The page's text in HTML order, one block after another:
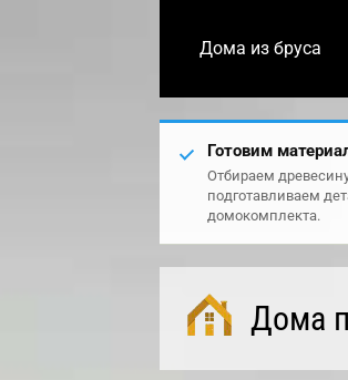
Дома из бруса
Готовим
Отбираем
подготавливаем
домокомплекта.
Дома